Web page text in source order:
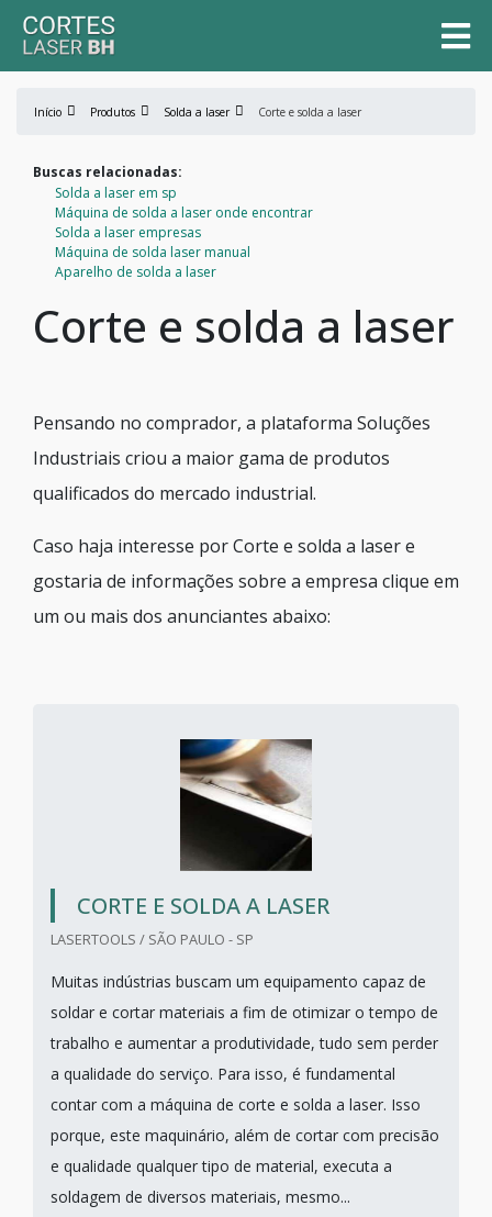
Início Produtos Solda a laser Corte e solda a laser
Buscas relacionadas:
Solda a laser em sp
Máquina de solda a laser onde encontrar
Solda a laser empresas
Máquina de solda laser manual
Aparelho de solda a laser
Corte e solda a laser
Pensando no comprador, a plataforma Soluções
Industriais criou a maior gama de produtos
qualificados do mercado industrial.
Caso haja interesse por Corte e solda a laser e
gostaria de informações sobre a empresa clique em
um ou mais dos anunciantes abaixo:
CORTE E SOLDA A LASER
LASERTOOLS / SÃO PAULO - SP
Muitas indústrias buscam um equipamento capaz de
soldar e cortar materiais a fim de otimizar o tempo de
trabalho e aumentar a produtividade, tudo sem perder
a qualidade do serviço. Para isso, é fundamental
contar com a máquina de corte e solda a laser. Isso
porque, este maquinário, além de cortar com precisão
e qualidade qualquer tipo de material, executa a
soldagem de diversos materiais, mesmo...